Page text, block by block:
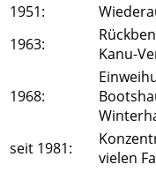
1951:
1963:
Kanu-
1968:
seit 1981:
vielen